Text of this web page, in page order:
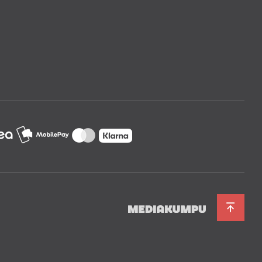
Windows XP,
KKBox, Bugs, Taihe